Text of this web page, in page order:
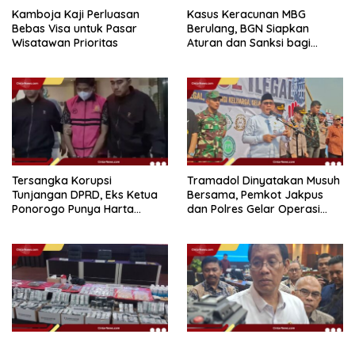
Kamboja Kaji Perluasan
Bebas Visa untuk Pasar
Wisatawan Prioritas
Kasus Keracunan MBG
Berulang, BGN Siapkan
Aturan dan Sanksi bagi
Tersangka Korupsi
Tunjangan DPRD, Eks Ketua
Ponorogo Punya Harta
Tramadol Dinyatakan Musuh
Bersama, Pemkot Jakpus
dan Polres Gelar Operasi